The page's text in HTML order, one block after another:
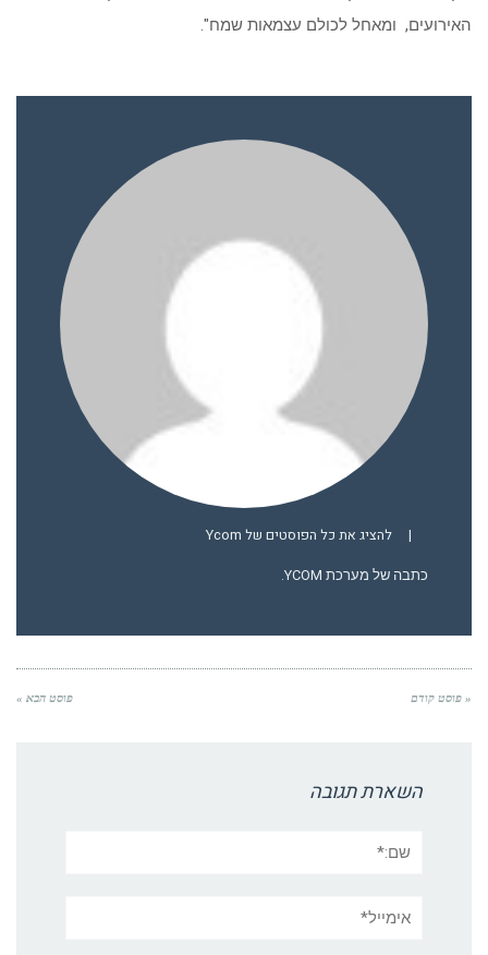
האירועים, ומאחל לכולם עצמאות שמח".
| להציג את כל הפוסטים של Ycom
כתבה של מערכת YCOM.
« פוסט קודם פוסט הבא »
השארת תגובה